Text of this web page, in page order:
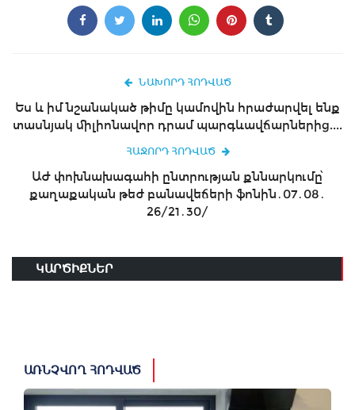
ՆԱԽՈՐԴ ՀՈԴՎԱԾ
Ես և իմ նշանակած թիմը կամովին հրաժարվել ենք
տասնյակ միլիոնավոր դրամ պարգևավճարներից....
ՀԱՋՈՐԴ ՀՈԴՎԱԾ
ԱԺ փոխնախագահի ընտրության քննարկումը՝
քաղաքական թեժ բանավեճերի ֆոնին․07․08․
26/21․30/
ԿԱՐԾԻՔՆԵՐ
ԱՌՆՉՎՈՂ ՀՈԴՎԱԾ